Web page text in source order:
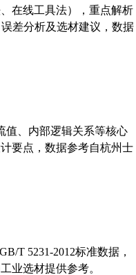
在线工具法），重点解析
差分析及选材建议，数据
值、内部逻辑关系等核心
要点，数据参考自杭州士
T 5231-2012标准数据，
业选材提供参考。